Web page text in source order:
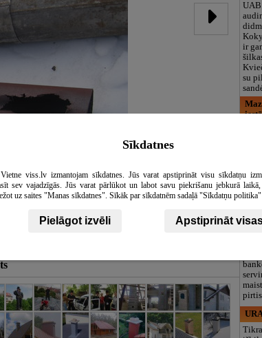
UAB
ir
su
Sīkdatnes
Vietne viss.lv izmantojam sīkdatnes. Jūs varat apstiprināt visu sīkdatņu
sev vajadzīgās. Jūs varat pārlūkot un labot savu piekrišanu jebkurā laikā,
uz saites "Manas sīkdatnes". Sīkāk par sīkdatnēm sadaļā "Sīkdatņu politika"
Pielāgot izvēli Apstiprināt